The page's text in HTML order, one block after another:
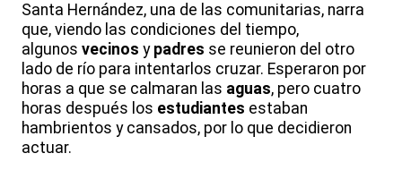
Santa Hernández, una de las comunitarias, narra
que, viendo las condiciones del tiempo,
algunos vecinos y padres se reunieron del otro
lado de río para intentarlos cruzar. Esperaron por
horas a que se calmaran las aguas, pero cuatro
horas después los estudiantes estaban
hambrientos y cansados, por lo que decidieron
actuar.